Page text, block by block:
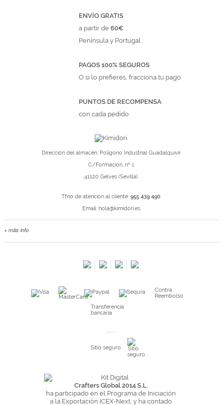
ENVÍO GRATIS
a partir de60€
Península y Portugal
PAGOS 100% SEGUROS
O si lo prefieres, fracciona tu pago
PUNTOS DE RECOMPENSA
con cada pedido
Dirección del almacén: Polígono Industrial Guadalquivir
C/Formación, nº 1
41120 Gelves (Sevilla)
Tfno de atención al cliente: 955 439 490
Email: hola@kimidori.es
+ más info
Kimidori PRINT, nuestro servicio de impresión de fotos
Pago seguro y financiación
Condiciones generales de Compra
Contra
Reembolso
Transferencia
bancaria
Sitio seguro:
Crafters Global 2014 S.L.
ha participado en el Programa de Iniciación
a la Exportación ICEX-Next, y ha contado